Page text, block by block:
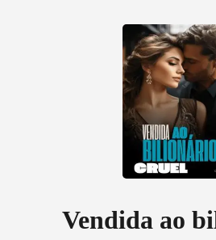
Histórico
Vendida ao